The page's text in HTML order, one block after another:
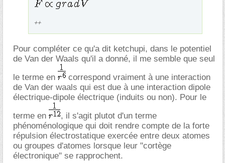
++
Pour compléter ce qu'a dit ketchupi, dans le potentiel
de Van der Waals qu'il a donné, il me semble que seul
le terme en
correspond vraiment à une interaction
de Van der waals qui est due à une interaction dipole
électrique-dipole électrique (induits ou non). Pour le
terme en
, il s'agit plutot d'un terme
phénoménologique qui doit rendre compte de la forte
répulsion électrostatique exercée entre deux atomes
ou groupes d'atomes lorsque leur "cortège
électronique" se rapprochent.